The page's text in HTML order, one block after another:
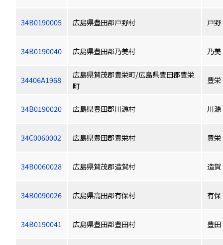
34B0190005 広島県豊田郡戸野村 戸野
34B0190040 広島県豊田郡乃美村 乃美
34406A1968
広島県賀茂郡豊栄町/広島県豊田郡豊栄
町
豊栄
34B0190020 広島県豊田郡川源村 川源
34C0060002 広島県豊田郡豊栄村 豊栄
34B0060028 広島県賀茂郡造賀村 造賀
34B0090026 広島県高田郡有保村 有保
34B0190041 広島県豊田郡豊田村 豊田